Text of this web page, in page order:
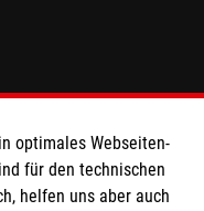
optimales Webseiten-
für den technischen
helfen uns aber auch